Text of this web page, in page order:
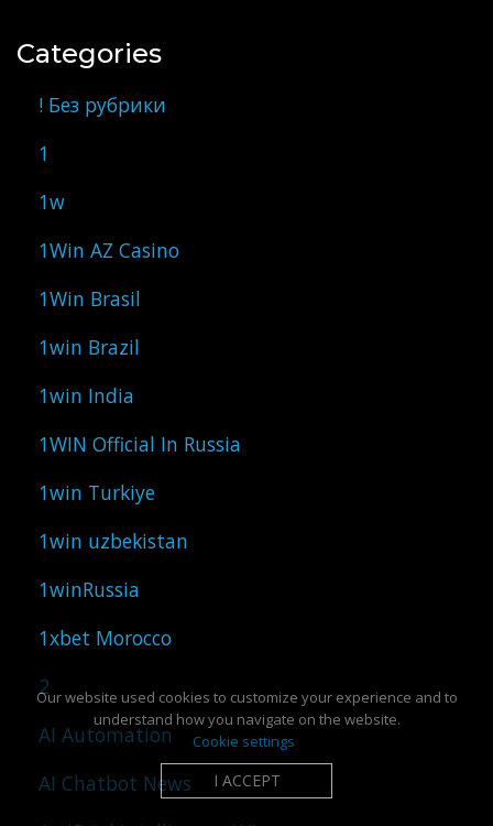
Categories
! Без рубрики
1
1w
1Win AZ Casino
1Win Brasil
1win Brazil
1win India
1WIN Official In Russia
1win Turkiye
1win uzbekistan
1winRussia
1xbet Morocco
2
AI Automation
AI Chatbot News
Our website used cookies to customize your experience and to
understand how you navigate on the website.
Cookie settings
I ACCEPT